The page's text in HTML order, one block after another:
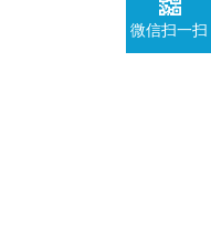
微信扫一扫